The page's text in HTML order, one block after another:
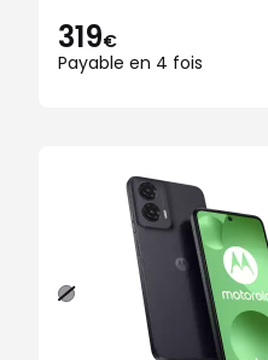
319€
Payable en 4 fois
Noir